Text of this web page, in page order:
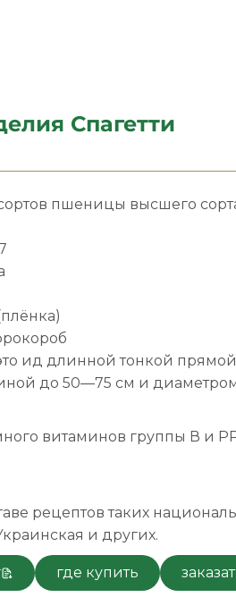
Спагетти
пшеницы высшего
ид длинной тонкой
до 50—75 см и
витаминов группы В и
рецептов таких
и других.
где купить